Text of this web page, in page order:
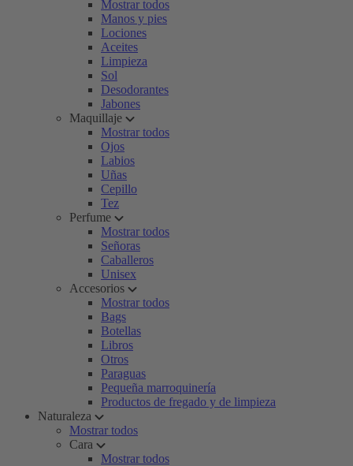
Mostrar todos
Manos y pies
Lociones
Aceites
Limpieza
Sol
Desodorantes
Jabones
Maquillaje
Mostrar todos
Ojos
Labios
Uñas
Cepillo
Tez
Perfume
Mostrar todos
Señoras
Caballeros
Unisex
Accesorios
Mostrar todos
Bags
Botellas
Libros
Otros
Paraguas
Pequeña marroquinería
Productos de fregado y de limpieza
Naturaleza
Mostrar todos
Cara
Mostrar todos